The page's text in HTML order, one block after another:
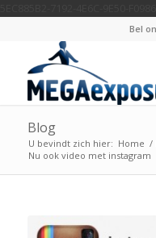
Bel
Blog
U bevindt zich hier: Home /
Nu ook video met instagram